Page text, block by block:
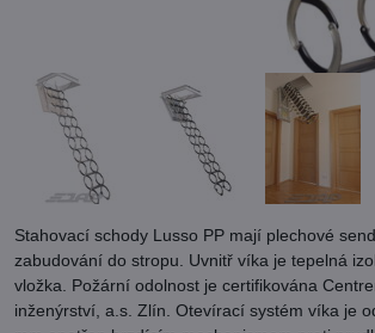
Stahovací schody Lusso PP mají plechové
zabudování do stropu. Uvnitř víka je tepelná
vložka. Požární odolnost je certifikována
inženýrství, a.s. Zlín. Otevírací systém víka je